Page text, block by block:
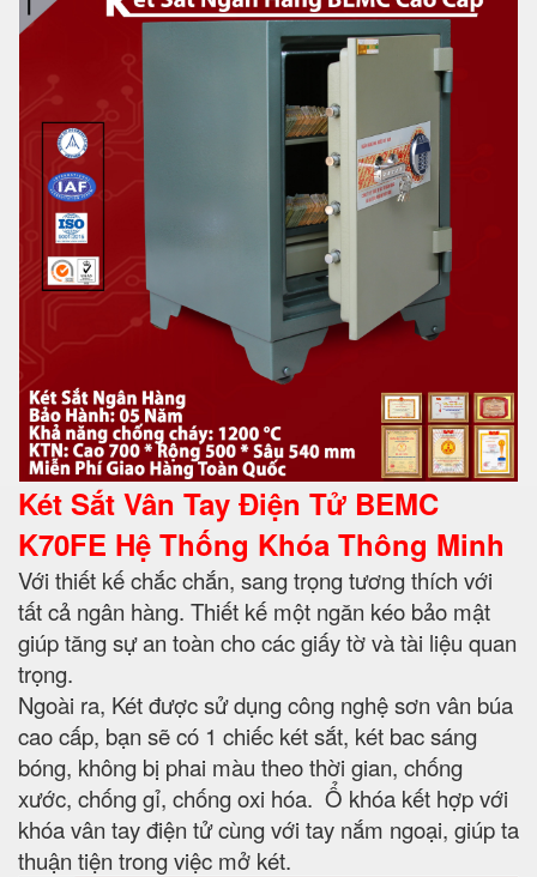
Két Sắt Vân Tay Điện Tử BEMC
K70FE Hệ Thống Khóa Thông Minh
Với thiết kế chắc chắn, sang trọng tương thích với
tất cả ngân hàng. Thiết kế một ngăn kéo bảo mật
giúp tăng sự an toàn cho các giấy tờ và tài liệu quan
trọng.
Ngoài ra, Két được sử dụng công nghệ sơn vân búa
cao cấp, bạn sẽ có 1 chiếc két sắt, két bac sáng
bóng, không bị phai màu theo thời gian, chống
xước, chống gỉ, chống oxi hóa. Ổ khóa kết hợp với
khóa vân tay điện tử cùng với tay nắm ngoại, giúp ta
thuận tiện trong việc mở két.